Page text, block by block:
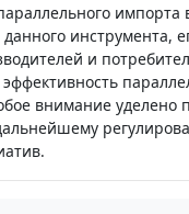
импорта
инструмента,
и
внимание уделено